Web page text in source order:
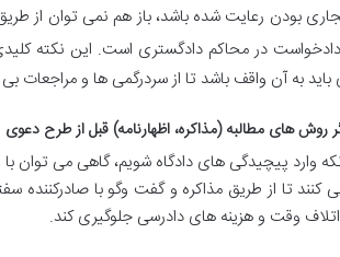
بودن رعایت شده باشد، باز هم نمی توان از
در محاکم دادگستری است. این نکته
به آن واقف باشد تا از سردرگمی ها و مراجعات
وارد پیچیدگی های دادگاه شویم، گاهی می توان
کنند تا از طریق مذاکره و گفت وگو با
اتلاف وقت و هزینه های دادرسی جلوگیری کند.